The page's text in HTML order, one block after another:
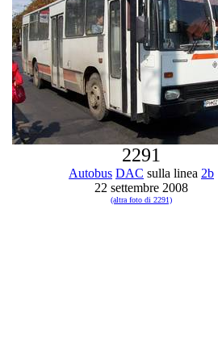
2291
Autobus DAC sulla linea 2b
22 settembre 2008
(altra foto di 2291)